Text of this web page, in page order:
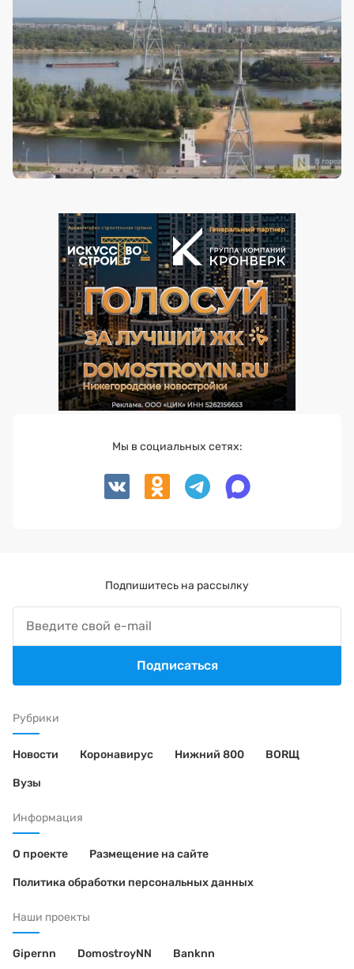
Рубрики
Новости Коронавирус Нижний 800 BORЩ
Вузы
Информация
О проекте Размещение на сайте
Политика обработки персональных данных
Наши проекты
Gipernn DomostroyNN Banknn
Мы в социальных сетях:
Подпишитесь на рассылку
Подписаться